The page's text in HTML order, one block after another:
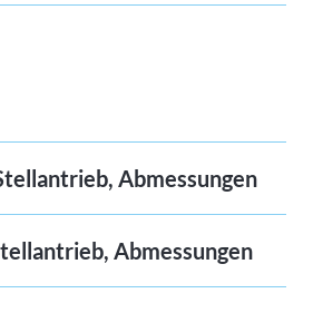
Abmessungen
Abmessungen